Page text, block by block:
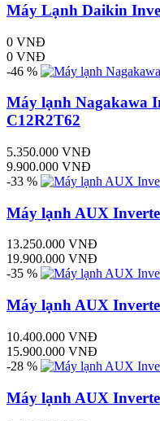
Máy Lạnh Daikin
0 VNĐ
0 VNĐ
-46 %
Máy lạnh Nagakawa
C12R2T62
5.350.000 VNĐ
9.900.000 VNĐ
-33 %
Máy lạnh AUX
13.250.000 VNĐ
19.900.000 VNĐ
-35 %
Máy lạnh AUX
10.400.000 VNĐ
15.900.000 VNĐ
-28 %
Máy lạnh AUX